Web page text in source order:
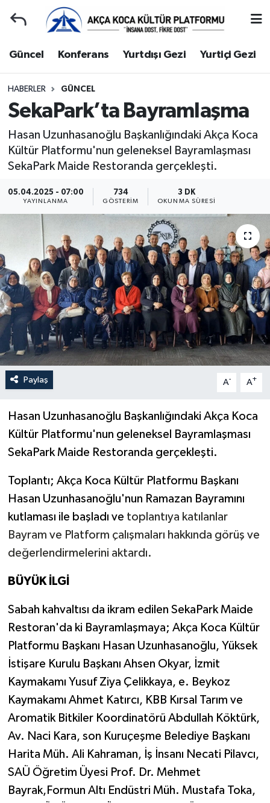
Güncel Konferans Yurtdışı Gezi Yurtiçi Gezi
HABERLER GÜNCEL
SekaPark’ta Bayramlaşma
Hasan Uzunhasanoğlu Başkanlığındaki Akça Koca
Kültür Platformu'nun geleneksel Bayramlaşması
SekaPark Maide Restoranda gerçekleşti.
05.04.2025 - 07:00
YAYINLANMA
734
GÖSTERIM
3 DK
OKUNMA SÜRESI
Paylaş A- A+
Hasan Uzunhasanoğlu Başkanlığındaki Akça Koca
Kültür Platformu'nun geleneksel Bayramlaşması
SekaPark Maide Restoranda gerçekleşti.
Toplantı; Akça Koca Kültür Platformu Başkanı
Hasan Uzunhasanoğlu'nun Ramazan Bayramını
kutlaması ile başladı ve toplantıya katılanlar
Bayram ve Platform çalışmaları hakkında görüş ve
değerlendirmelerini aktardı.
BÜYÜK İLGİ
Sabah kahvaltısı da ikram edilen SekaPark Maide
Restoran'da ki Bayramlaşmaya; Akça Koca Kültür
Platformu Başkanı Hasan Uzunhasanoğlu, Yüksek
İstişare Kurulu Başkanı Ahsen Okyar, İzmit
Kaymakamı Yusuf Ziya Çelikkaya, e. Beykoz
Kaymakamı Ahmet Katırcı, KBB Kırsal Tarım ve
Aromatik Bitkiler Koordinatörü Abdullah Köktürk,
Av. Naci Kara, son Kuruçeşme Belediye Başkanı
Harita Müh. Ali Kahraman, İş İnsanı Necati Pilavcı,
SAÜ Öğretim Üyesi Prof. Dr. Mehmet
Bayrak, Formun Altı Endüstri Müh. Mustafa Toka,
Gençlerle Başbaşa
Güncel
Konferans
Yurtdışı Gezi
Yurtiçi Gezi
Ziyaretler
Hakkımızda
Yönetim Kurulu
Yüksek İstişare Kurulu
Sanat
Kocaeli Hava Durumu
Kocaeli Namaz Vakitleri
Kocaeli Trafik Yoğunluk Haritası
Süper Lig Puan Durumu ve Fikstür
Tüm Manşetler
Son Dakika Haberleri
Haber Arşivi